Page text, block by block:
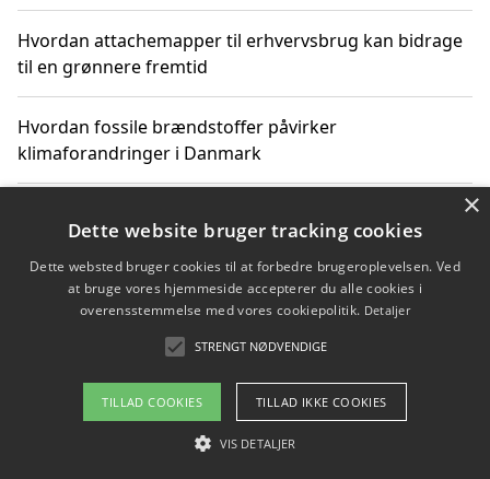
Hvordan attachemapper til erhvervsbrug kan bidrage
til en grønnere fremtid
Hvordan fossile brændstoffer påvirker
klimaforandringer i Danmark
klimaændringer
Hvordan citater om fossile brændstoffer kan ændre
Copyright 2026 - Pilanto Aps
Om / kontakt
×
Dette website bruger tracking cookies
Dette websted bruger cookies til at forbedre brugeroplevelsen. Ved
at bruge vores hjemmeside accepterer du alle cookies i
overensstemmelse med vores cookiepolitik. Detaljer
STRENGT NØDVENDIGE
TILLAD COOKIES TILLAD IKKE COOKIES
VIS DETALJER